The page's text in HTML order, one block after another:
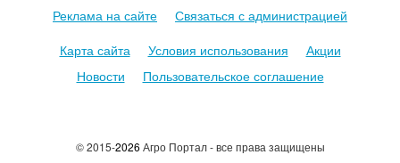
© 2015-2026 Агро Портал - все права защищены
Реклама на сайте
Связаться с администрацией
Карта сайта
Условия использования
Акции
Новости
Пользовательское соглашение